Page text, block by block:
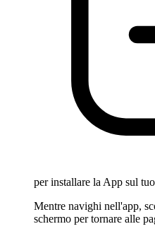
per installare la App sul
Mentre navighi nell'app,
schermo per tornare alle